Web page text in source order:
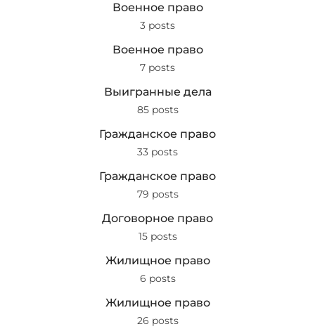
Военное право
3 posts
Военное право
7 posts
Выигранные дела
85 posts
Гражданское право
33 posts
Гражданское право
79 posts
Договорное право
15 posts
Жилищное право
6 posts
Жилищное право
26 posts